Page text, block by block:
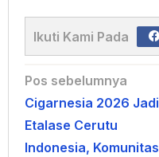
Ikuti Kami Pada
Navigasi
pos
Pos sebelumnya
Cigarnesia 2026 Jadi
Etalase Cerutu
Indonesia, Komunitas